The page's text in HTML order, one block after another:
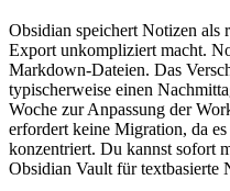
Obsidian speichert Notizen als
Export unkompliziert macht.
Markdown-Dateien. Das
typischerweise einen
Woche zur Anpassung der
erfordert keine Migration, da
konzentriert. Du kannst sofort
Obsidian Vault für textbasierte